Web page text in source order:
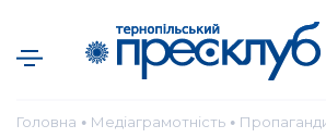
Головна ● Медіаграмотність ●